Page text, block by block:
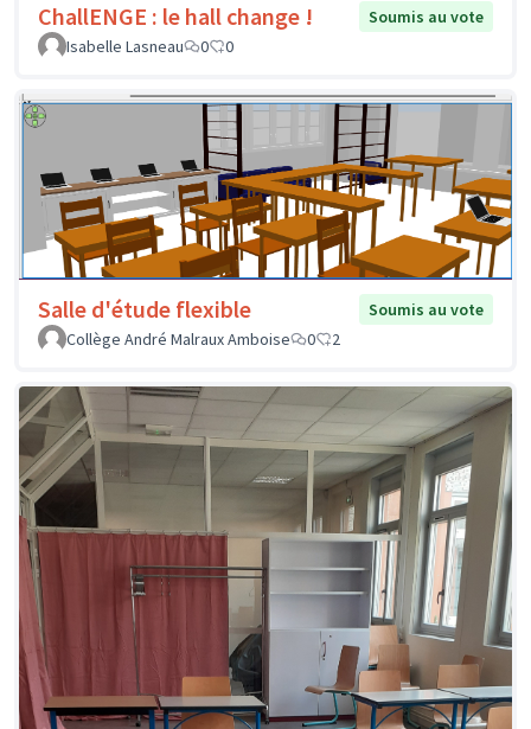
ChallENGE : le hall change !
Soumis au vote
Isabelle Lasneau
0 0
Salle d'étude flexible
Soumis au vote
Collège André Malraux Amboise
0 2